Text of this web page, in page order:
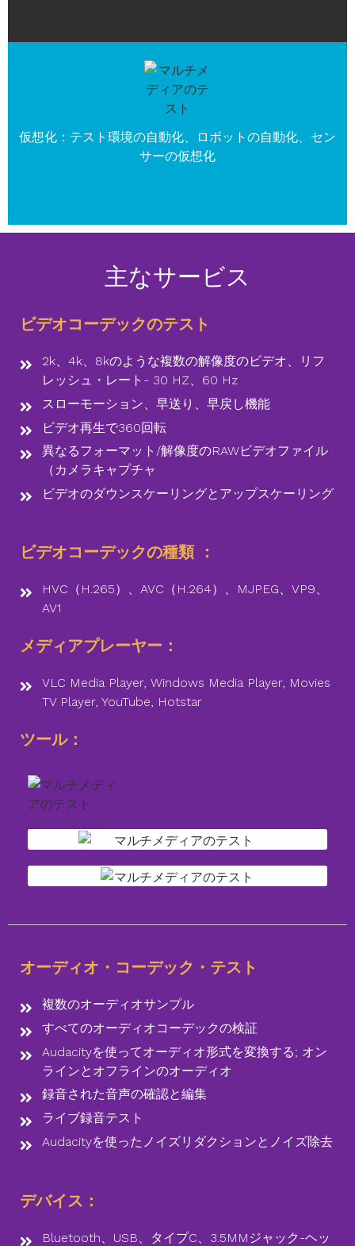
仮想化：テスト環境の自動化、ロボットの自動化、セン
サーの仮想化
主なサービス
ビデオコーデックのテスト
2k、4k、8kのような複数の解像度のビデオ、リフ
レッシュ・レート- 30 HZ、60 Hz
スローモーション、早送り、早戻し機能
ビデオ再生で360回転
異なるフォーマット/解像度のRAWビデオファイル
（カメラキャプチャ
ビデオのダウンスケーリングとアップスケーリング
ビデオコーデックの種類 ：
HVC（H.265）、AVC（H.264）、MJPEG、VP9、
AV1
メディアプレーヤー：
VLC Media Player, Windows Media Player, Movies
TV Player, YouTube, Hotstar
ツール：
オーディオ・コーデック・テスト
複数のオーディオサンプル
すべてのオーディオコーデックの検証
Audacityを使ってオーディオ形式を変換する; オン
ラインとオフラインのオーディオ
録音された音声の確認と編集
ライブ録音テスト
Audacityを使ったノイズリダクションとノイズ除去
デバイス：
Bluetooth、USB、タイプC、3.5MMジャック-ヘッ